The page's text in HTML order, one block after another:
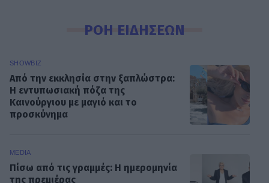
ΡΟΗ ΕΙΔΗΣΕΩΝ
SHOWBIZ
Από την εκκλησία στην ξαπλώστρα:
Η εντυπωσιακή πόζα της
Καινούργιου με μαγιό και το
προσκύνημα
MEDIA
Πίσω από τις γραμμές: Η ημερομηνία
της πρεμιέρας